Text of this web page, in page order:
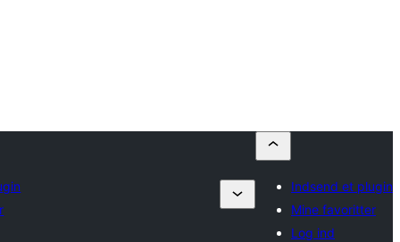
Indsend et plugin
Mine favoritter
Log ind